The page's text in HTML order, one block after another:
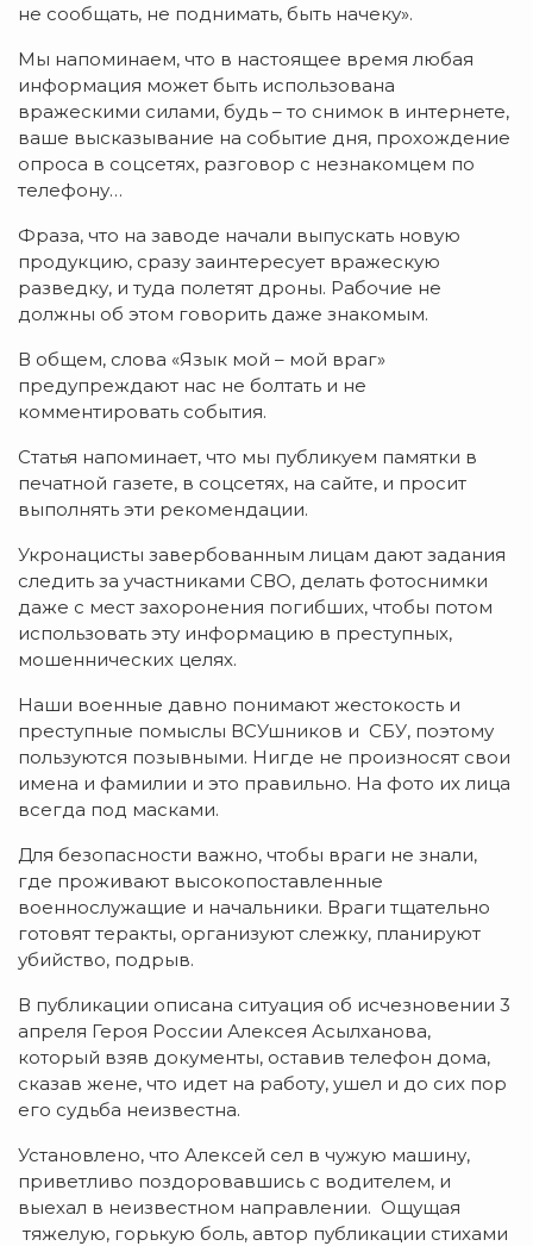
не сообщать, не поднимать, быть начеку».
Мы напоминаем, что в настоящее время любая
информация может быть использована
вражескими силами, будь – то снимок в интернете,
ваше высказывание на событие дня, прохождение
опроса в соцсетях, разговор с незнакомцем по
телефону…
Фраза, что на заводе начали выпускать новую
продукцию, сразу заинтересует вражескую
разведку, и туда полетят дроны. Рабочие не
должны об этом говорить даже знакомым.
В общем, слова «Язык мой – мой враг»
предупреждают нас не болтать и не
комментировать события.
Статья напоминает, что мы публикуем памятки в
печатной газете, в соцсетях, на сайте, и просит
выполнять эти рекомендации.
Укронацисты завербованным лицам дают задания
следить за участниками СВО, делать фотоснимки
даже с мест захоронения погибших, чтобы потом
использовать эту информацию в преступных,
мошеннических целях.
Наши военные давно понимают жестокость и
преступные помыслы ВСУшников и СБУ, поэтому
пользуются позывными. Нигде не произносят свои
имена и фамилии и это правильно. На фото их лица
всегда под масками.
Для безопасности важно, чтобы враги не знали,
где проживают высокопоставленные
военнослужащие и начальники. Враги тщательно
готовят теракты, организуют слежку, планируют
убийство, подрыв.
В публикации описана ситуация об исчезновении 3
апреля Героя России Алексея Асылханова,
который взяв документы, оставив телефон дома,
сказав жене, что идет на работу, ушел и до сих пор
его судьба неизвестна.
Установлено, что Алексей сел в чужую машину,
приветливо поздоровавшись с водителем, и
выехал в неизвестном направлении. Ощущая
тяжелую, горькую боль, автор публикации стихами